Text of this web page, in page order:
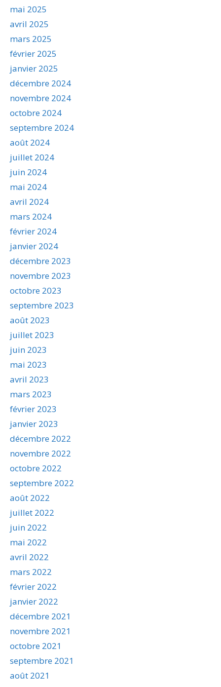
mai 2025
avril 2025
mars 2025
février 2025
janvier 2025
décembre 2024
novembre 2024
octobre 2024
septembre 2024
août 2024
juillet 2024
juin 2024
mai 2024
avril 2024
mars 2024
février 2024
janvier 2024
décembre 2023
novembre 2023
octobre 2023
septembre 2023
août 2023
juillet 2023
juin 2023
mai 2023
avril 2023
mars 2023
février 2023
janvier 2023
décembre 2022
novembre 2022
octobre 2022
septembre 2022
août 2022
juillet 2022
juin 2022
mai 2022
avril 2022
mars 2022
février 2022
janvier 2022
décembre 2021
novembre 2021
octobre 2021
septembre 2021
août 2021